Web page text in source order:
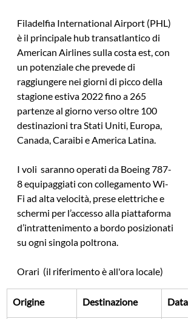
Filadelfia International Airport (PHL)
è il principale hub transatlantico di
American Airlines sulla costa est, con
un potenziale che prevede di
raggiungere nei giorni di picco della
stagione estiva 2022 fino a 265
partenze al giorno verso oltre 100
destinazioni tra Stati Uniti, Europa,
Canada, Caraibi e America Latina.
I voli  saranno operati da Boeing 787-
8 equipaggiati con collegamento Wi-
Fi ad alta velocità, prese elettriche e
schermi per l’accesso alla piattaforma
d’intrattenimento a bordo posizionati
su ogni singola poltrona.
Orari  (il riferimento è all'ora locale)
Origine Destinazione Data